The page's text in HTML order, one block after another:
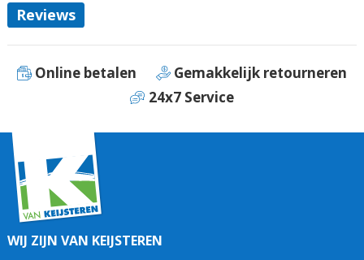
Reviews
Online betalen
Gemakkelijk retourneren
24x7 Service
WIJ ZIJN VAN KEIJSTEREN